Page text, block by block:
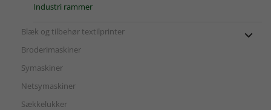
Industri rammer
Blæk og tilbehør textilprinter 
Broderimaskiner
Symaskiner
Netsymaskiner
Sækkelukker